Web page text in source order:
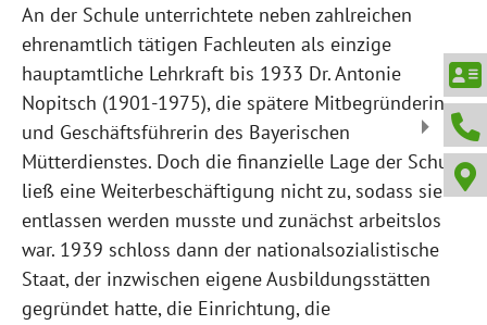
An der Schule unterrichtete neben zahlreichen
ehren­amtlich tätigen Fachleuten als einzige
hauptamtliche Lehrkraft bis 1933 Dr. Antonie
Nopitsch (1901-1975), die spätere Mitbegründerin
und Geschäftsführerin des Bayerischen
Mütterdienstes. Doch die finanzielle Lage der Schule
ließ eine Weiterbeschäftigung nicht zu, sodass sie
entlassen werden musste und zunächst arbeitslos
war. 1939 schloss dann der nationalsozialistische
Staat, der inzwischen eigene Ausbildungsstätten
gegründet hatte, die Einrichtung, die